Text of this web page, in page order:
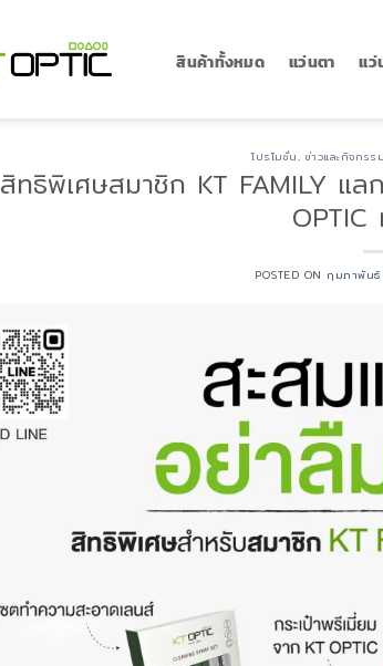
สินค้าทั้งหมด แว่นตา แว่
โปรโมชั่น, ข่าวและกิจกรร
สิทธิพิเศษสมาชิก KT FAMILY แ
OPTIC
POSTED ONกุมภาพันธ์